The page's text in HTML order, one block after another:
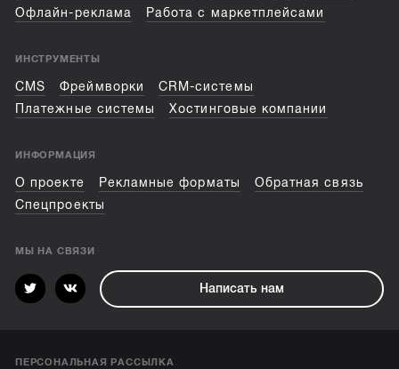
Офлайн-реклама
Работа с маркетплейсами
ИНСТРУМЕНТЫ
CMS Фреймворки
CRM-системы
Платежные системы
Хостинговые компании
ИНФОРМАЦИЯ
О проекте Рекламные форматы
Обратная связь
Спецпроекты
МЫ НА СВЯЗИ
Написать нам
ПЕРСОНАЛЬНАЯ РАССЫЛКА